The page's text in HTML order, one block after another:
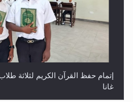
إتمام حفظ القرآن الكريم لثلاثة
غانا